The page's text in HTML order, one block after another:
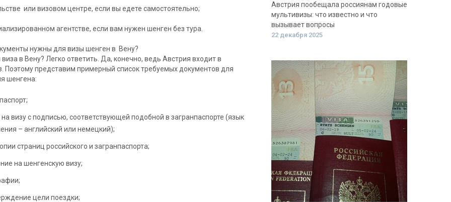
или визовом центре, если вы едете самостоятельно;
агентстве, если вам нужен шенген без тура.
нужны для визы шенген в Вену?
в Вену? Легко ответить. Да, конечно, ведь Австрия входит в
Поэтому представим примерный список требуемых документов для
шенгена:
на визу с подписью, соответствующей подобной в загранпаспорте (язык
– английский или немецкий);
страниц российского и загранпаспорта;
на шенгенскую визу;
цели поездки;
Австрия пообещала россиянам годовые
мультивизы: что известно и что
вызывает вопросы
22 декабря 2025